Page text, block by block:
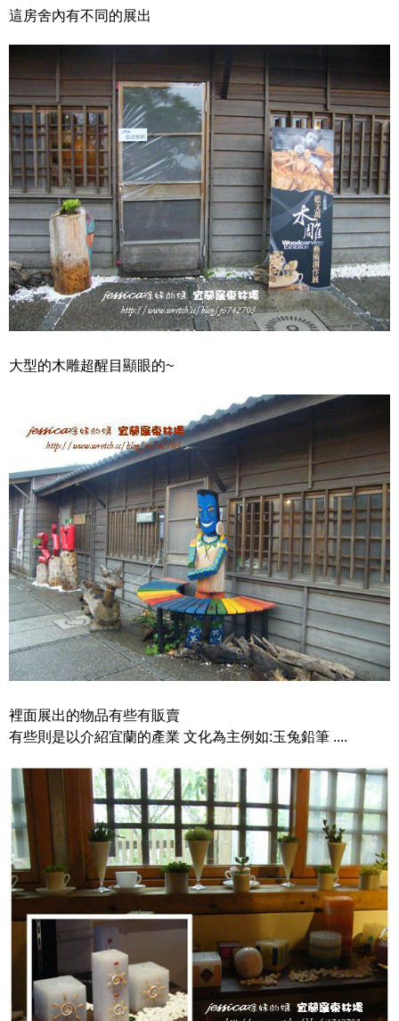
這房舍內有不同的展出
大型的木雕超醒目顯眼的~
裡面展出的物品有些有販賣
有些則是以介紹宜蘭的產業 文化為主例如:玉兔鉛筆 ....